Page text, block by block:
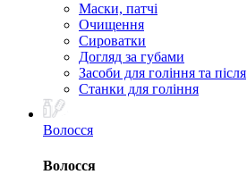
Маски, патчі
Очищення
Сироватки
Догляд за губами
Засоби для гоління та після
Станки для гоління
Волосся
Волосся